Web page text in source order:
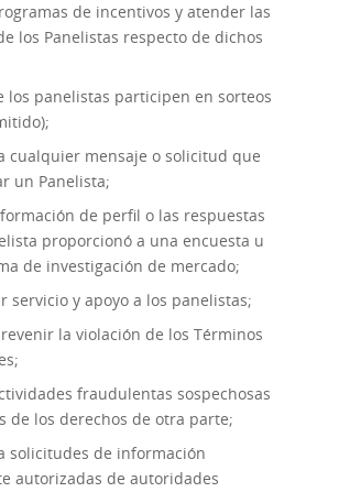
de incentivos y atender las
los Panelistas respecto de dichos
los panelistas participen en sorteos
cualquier mensaje o solicitud que
un Panelista;
de perfil o las respuestas
proporcionó a una encuesta u
de investigación de mercado;
servicio y apoyo a los panelistas;
la violación de los Términos
fraudulentas sospechosas
de los derechos de otra parte;
solicitudes de información
autorizadas de autoridades